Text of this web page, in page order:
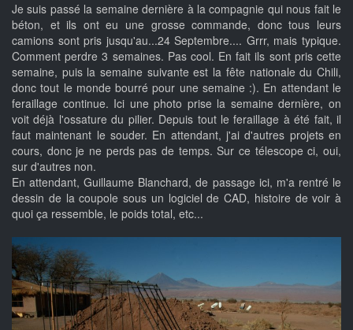
Je suis passé la semaine dernière à la compagnie qui nous fait le
béton, et ils ont eu une grosse commande, donc tous leurs
camions sont pris jusqu'au...24 Septembre.... Grrr, mais typique.
Comment perdre 3 semaines. Pas cool. En fait ils sont pris cette
semaine, puis la semaine suivante est la fête nationale du Chili,
donc tout le monde bourré pour une semaine :). En attendant le
feraillage continue. Ici une photo prise la semaine dernière, on
voit déjà l'ossature du pilier. Depuis tout le feraillage à été fait, il
faut maintenant le souder. En attendant, j'ai d'autres projets en
cours, donc je ne perds pas de temps. Sur ce télescope ci, oui,
sur d'autres non.
En attendant, Guillaume Blanchard, de passage ici, m'a rentré le
dessin de la coupole sous un logiciel de CAD, histoire de voir à
quoi ça ressemble, le poids total, etc...